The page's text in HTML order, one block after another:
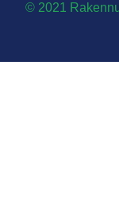
© 2021